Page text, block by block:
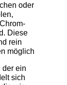
oder
Diese
rein
möglich
der ein
sich